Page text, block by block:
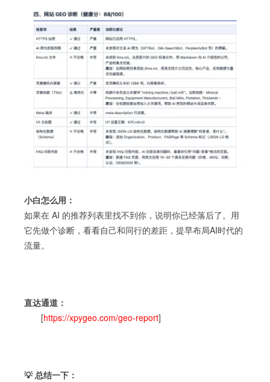
小白怎么用：
如果在 AI 的推荐列表里找不到你，说明你已经落后了。用
它先做个诊断，看看自己和同行的差距，提早布局AI时代的
流量。
直达通道：
[https://xpygeo.com/geo-report]
💡 总结一下：